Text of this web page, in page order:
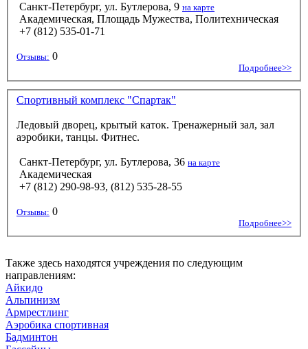
Санкт-Петербург, ул. Бутлерова, 9 на карте
Академическая, Площадь Мужества, Политехническая
+7 (812) 535-01-71
Отзывы: 0
Подробнее>>
Спортивный комплекс "Спартак"
Ледовый дворец, крытый каток. Тренажерный зал, зал
аэробики, танцы. Фитнес.
Санкт-Петербург, ул. Бутлерова, 36 на карте
Академическая
+7 (812) 290-98-93, (812) 535-28-55
Отзывы: 0
Подробнее>>
Также здесь находятся учреждения по следующим
направлениям:
Айкидо
Альпинизм
Армрестлинг
Аэробика спортивная
Бадминтон